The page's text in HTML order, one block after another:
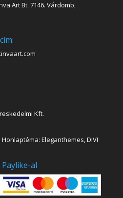
Art Bt. 7146. Várdomb,
Kft.
Eleganthemes, DIVI
al